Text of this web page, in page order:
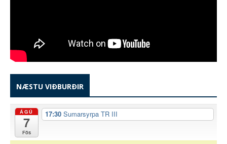
NÆSTU VIÐBURÐIR
ÁGÚ
7
Fös
17:30 Sumarsyrpa TR III